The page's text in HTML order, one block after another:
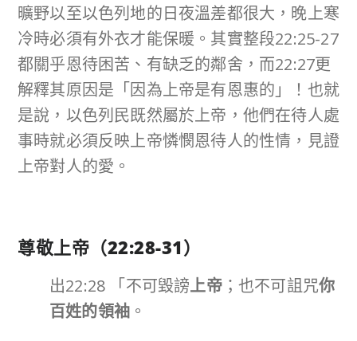
曠野以至以色列地的日夜溫差都很大，晚上寒
冷時必須有外衣才能保暖。其實整段22:25-27
都關乎恩待困苦、有缺乏的鄰舍，而22:27更
解釋其原因是「因為上帝是有恩惠的」！也就
是說，以色列民既然屬於上帝，他們在待人處
事時就必須反映上帝憐憫恩待人的性情，見證
上帝對人的愛。
尊敬上帝（22:28-31）
出22:28 「不可毀謗上帝；也不可詛咒你
百姓的領袖 。